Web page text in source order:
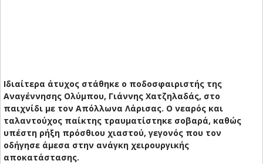
Ιδιαίτερα άτυχος στάθηκε ο ποδοσφαιριστής της
Αναγέννησης Ολύμπου, Γιάννης Χατζηλαδάς, στο
παιχνίδι με τον Απόλλωνα Λάρισας. Ο νεαρός και
ταλαντούχος παίκτης τραυματίστηκε σοβαρά, καθώς
υπέστη ρήξη πρόσθιου χιαστού, γεγονός που τον
οδήγησε άμεσα στην ανάγκη χειρουργικής
αποκατάστασης.